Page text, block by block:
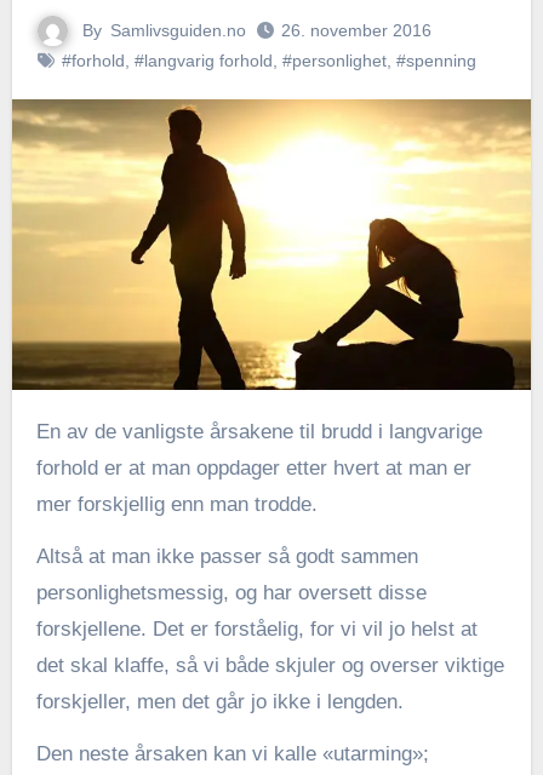
By Samlivsguiden.no
26. november 2016
#forhold, #langvarig forhold, #personlighet, #spenning
En av de vanligste årsakene til brudd i langvarige
forhold er at man oppdager etter hvert at man er
mer forskjellig enn man trodde.
Altså at man ikke passer så godt sammen
personlighetsmessig, og har oversett disse
forskjellene. Det er forståelig, for vi vil jo helst at
det skal klaffe, så vi både skjuler og overser viktige
forskjeller, men det går jo ikke i lengden.
Den neste årsaken kan vi kalle «utarming»;